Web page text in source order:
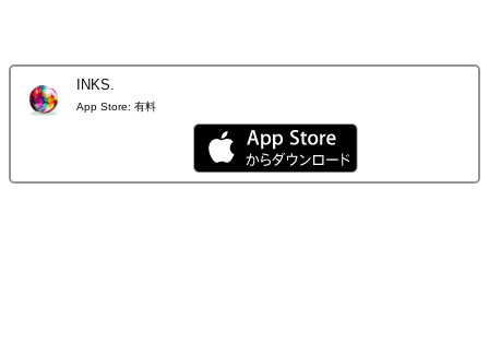
INKS.
App Store: 有料